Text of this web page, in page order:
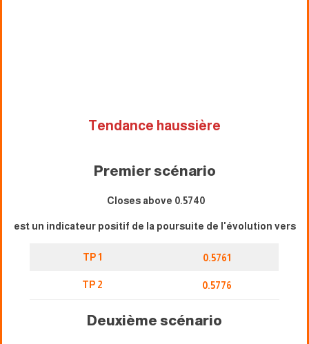
Tendance haussière
Premier scénario
Closes above 0.5740
est un indicateur positif de la poursuite de l'évolution vers
TP 1 0.5761
TP 2 0.5776
Deuxième scénario